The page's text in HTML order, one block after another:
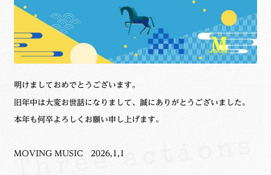
展
開
ー
を
展
ニ
ュ
ー
開
出演希望/お問い合わせフォーム
Contact
明けましておめでとうございます。
旧年中は大変お世話になりまして、誠にありがとうございました。
本年も何卒よろしくお願い申し上げます。
MOVING MUSIC 2026,1,1